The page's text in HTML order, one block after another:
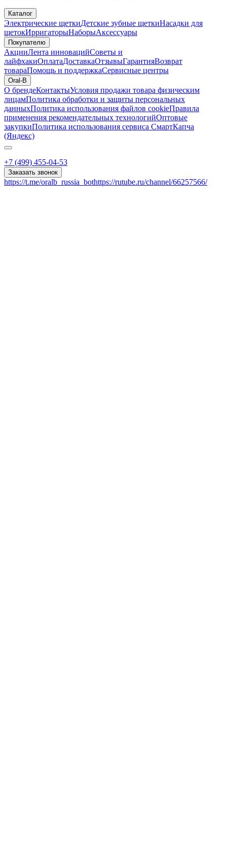
Каталог
Электрические щеткиДетские зубные щеткиНасадки для
щетокИрригаторыНаборыАксессуары
Покупателю
АкцииЛента инновацийСоветы и
лайфхакиОплатаДоставкаОтзывыГарантияВозврат
товараПомощь и поддержкаСервисные центры
Oral-B
О брендеКонтактыУсловия продажи товара физическим
лицамПолитика обработки и защиты персональных
данныхПолитика использования файлов cookieПравила
применения рекомендательных технологийОптовые
закупкиПолитика использования сервиса СмартКапча
(Яндекс)
+7 (499) 455-04-53
Заказать звонок
https://t.me/oralb_russia_bothttps://rutube.ru/channel/66257566/